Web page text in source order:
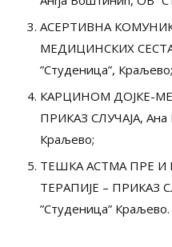
АСЕРТИВНА
МЕДИЦИНСКИХ
”Студеница”, Краљево;
КАРЦИНОМ ДОЈКЕ-
ПРИКАЗ СЛУЧАЈА, Ана
Краљево;
ТЕШКА АСТМА ПРЕ
ТЕРАПИЈЕ – ПРИКАЗ
”Студеница”